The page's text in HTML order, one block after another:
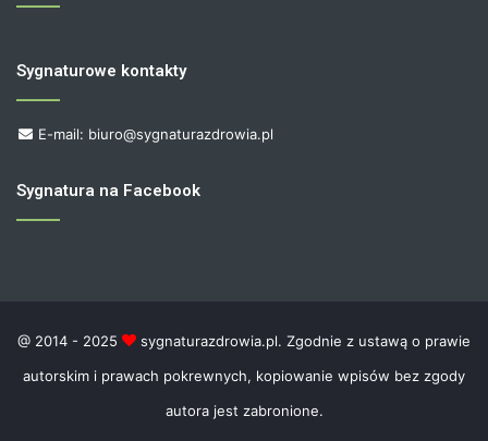
Sygnaturowe kontakty
E-mail: biuro@sygnaturazdrowia.pl
Sygnatura na Facebook
@ 2014 - 2025
sygnaturazdrowia.pl. Zgodnie z ustawą o prawie
autorskim i prawach pokrewnych, kopiowanie wpisów bez zgody
autora jest zabronione.